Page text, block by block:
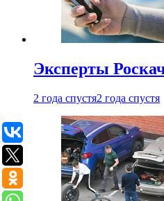
Эксперты
2 года спустя2 года спустя